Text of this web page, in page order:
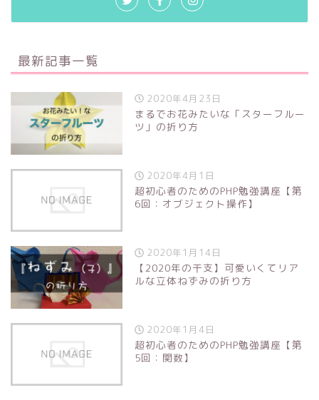
最新記事一覧
2020年4月23日
まるでお花みたいな「スターフルー
ツ」の折り方
2020年4月1日
超初心者のためのPHP勉強講座【第
6回：オブジェクト操作】
2020年1月14日
【2020年の干支】可愛いくてリア
ルな立体ねずみの折り方
2020年1月4日
超初心者のためのPHP勉強講座【第
5回：関数】